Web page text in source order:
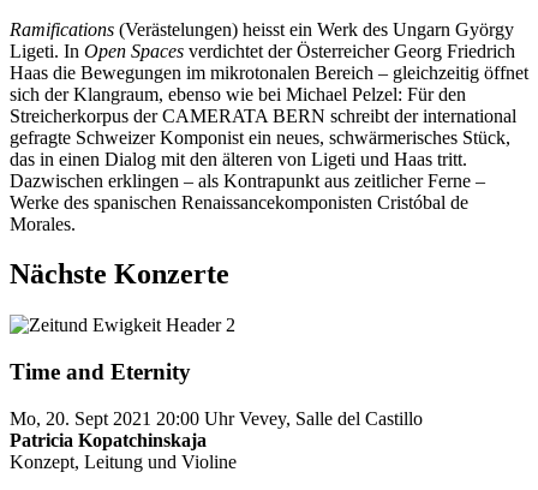
Ramifications (Verästelungen) heisst ein Werk des Ungarn György
Ligeti. In Open Spaces verdichtet der Österreicher Georg Friedrich
Haas die Bewegungen im mikrotonalen Bereich – gleichzeitig öffnet
sich der Klangraum, ebenso wie bei Michael Pelzel: Für den
Streicherkorpus der CAMERATA BERN schreibt der international
gefragte Schweizer Komponist ein neues, schwärmerisches Stück,
das in einen Dialog mit den älteren von Ligeti und Haas tritt.
Dazwischen erklingen – als Kontrapunkt aus zeitlicher Ferne –
Werke des spanischen Renaissancekomponisten Cristóbal de
Morales.
Nächste Konzerte
Time and Eternity
Mo, 20. Sept 2021 20:00 UhrVevey, Salle del Castillo
Patricia Kopatchinskaja
Konzept, Leitung und Violine